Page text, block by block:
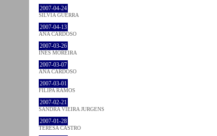
2007-04-24
SÍLVIA GUERRA
2007-04-13
ANA CARDOSO
2007-03-26
INÊS MOREIRA
2007-03-07
ANA CARDOSO
2007-03-01
FILIPA RAMOS
2007-02-21
SANDRA VIEIRA JURGENS
2007-01-28
TERESA CASTRO